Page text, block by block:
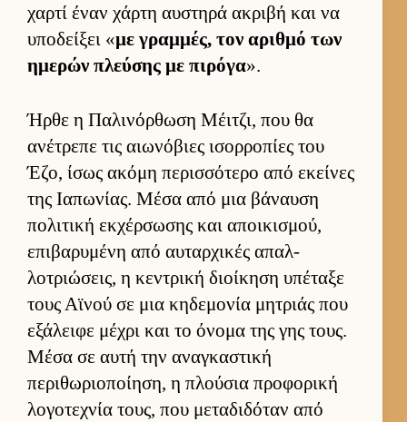
χαρτί έναν χάρτη αυ­στηρά ακριβή και να
υποδεί­ξει «με γραμ­μές, τον αριθμό των
ημερών πλεύ­σης με πιρόγα».
Ήρθε η Παλινόρ­θωση Μέιτζι, που θα
ανέτρεπε τις αιω­νόβιες ισορ­ροπίες του
Έζο, ίσως ακόμη περισ­σότερο από εκεί­νες
της Ια­πωνίας. Μέσα από μια βάναυση
πολιτική εκ­χέρ­σωσης και αποι­κισμού,
επιβαρυμένη από αυ­ταρ­χικές απαλ­
λοτριώσεις, η κεντρική διοί­κηση υπέταξε
τους Αϊνού σε μια κηδεμονία μητριάς που
εξάλειφε μέχρι και το όνομα της γης τους.
Μέσα σε αυτή την αναγκαστική
περιθωριο­ποί­ηση, η πλού­σια προφορική
λογοτεχνία τους, που μεταδιδόταν από